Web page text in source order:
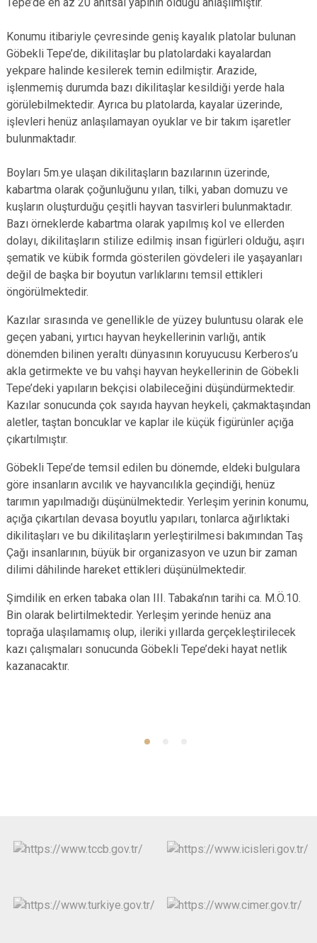
Konumu itibariyle çevresinde geniş kayalık platolar bulunan
Göbekli Tepe’de, dikilitaşlar bu platolardaki kayalardan
yekpare halinde kesilerek temin edilmiştir. Arazide,
işlenmemiş durumda bazı dikilitaşlar kesildiği yerde hala
görülebilmektedir. Ayrıca bu platolarda, kayalar üzerinde,
işlevleri henüz anlaşılamayan oyuklar ve bir takım işaretler
bulunmaktadır.
Boyları 5m.ye ulaşan dikilitaşların bazılarının üzerinde,
kabartma olarak çoğunluğunu yılan, tilki, yaban domuzu ve
kuşların oluşturduğu çeşitli hayvan tasvirleri bulunmaktadır.
Bazı örneklerde kabartma olarak yapılmış kol ve ellerden
dolayı, dikilitaşların stilize edilmiş insan figürleri olduğu, aşırı
şematik ve kübik formda gösterilen gövdeleri ile yaşayanları
değil de başka bir boyutun varlıklarını temsil ettikleri
öngörülmektedir.
Kazılar sırasında ve genellikle de yüzey buluntusu olarak ele
geçen yabani, yırtıcı hayvan heykellerinin varlığı, antik
dönemden bilinen yeraltı dünyasının koruyucusu Kerberos’u
akla getirmekte ve bu vahşi hayvan heykellerinin de Göbekli
Tepe’deki yapıların bekçisi olabileceğini düşündürmektedir.
Kazılar sonucunda çok sayıda hayvan heykeli, çakmaktaşından
aletler, taştan boncuklar ve kaplar ile küçük figürünler açığa
çıkartılmıştır.
Göbekli Tepe’de temsil edilen bu dönemde, eldeki bulgulara
göre insanların avcılık ve hayvancılıkla geçindiği, henüz
tarımın yapılmadığı düşünülmektedir. Yerleşim yerinin konumu,
açığa çıkartılan devasa boyutlu yapıları, tonlarca ağırlıktaki
dikilitaşları ve bu dikilitaşların yerleştirilmesi bakımından Taş
Çağı insanlarının, büyük bir organizasyon ve uzun bir zaman
dilimi dâhilinde hareket ettikleri düşünülmektedir.
Şimdilik en erken tabaka olan III. Tabaka’nın tarihi ca. M.Ö.10.
Bin olarak belirtilmektedir. Yerleşim yerinde henüz ana
toprağa ulaşılamamış olup, ileriki yıllarda gerçekleştirilecek
kazı çalışmaları sonucunda Göbekli Tepe’deki hayat netlik
kazanacaktır.